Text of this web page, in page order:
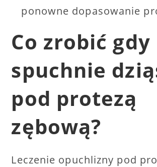
ponowne dopasowanie
Co zrobić gdy
spuchnie
pod protezą
zębową?
Leczenie opuchlizny pod